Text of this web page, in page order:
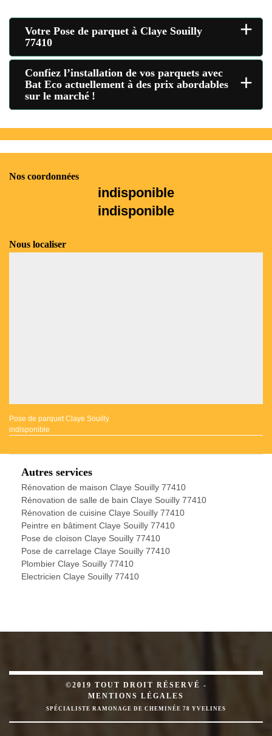
Votre Pose de parquet à Claye Souilly
77410
+
Confiez l’installation de vos parquets avec
Bat Eco actuellement à des prix abordables
sur le marché !
+
Nos coordonnées
indisponible
indisponible
Nous localiser
Pose de parquet Claye Souilly
indisponible
Autres services
Rénovation de maison Claye Souilly 77410
Rénovation de salle de bain Claye Souilly 77410
Rénovation de cuisine Claye Souilly 77410
Peintre en bâtiment Claye Souilly 77410
Pose de cloison Claye Souilly 77410
Pose de carrelage Claye Souilly 77410
Plombier Claye Souilly 77410
Electricien Claye Souilly 77410
©2019 TOUT DROIT RÉSERVÉ -
MENTIONS LÉGALES
SPÉCIALISTE RAMONAGE DE CHEMINÉE 78 YVELINES